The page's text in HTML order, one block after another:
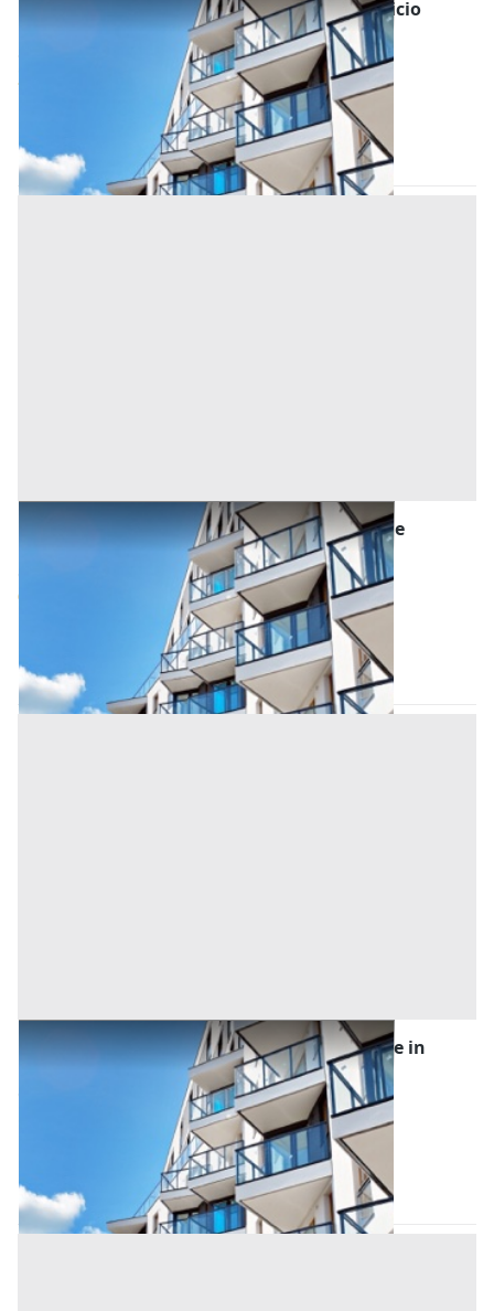
Asta Unità residenziale su tre livelli in edificio
quadrifamiliare con ampio cortile
Noventa padovana (Padova)
238.500 € 318.000 €
3a1d7349
25/11/2026
Asta Appartamento su due livelli con ampie
terrazze e cortile esclusivo
64.500 € 86.000 €
da0e1361
25/11/2026
Asta Appartamento con garage e ascensore in
complesso residenziale
71.000 €
458483ce
18/11/2026